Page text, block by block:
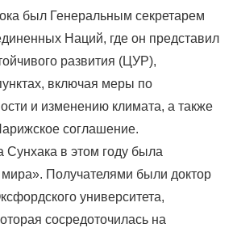
был Генеральным секретарем
Наций, где он представил
развития (ЦУР),
включая меры по
и изменению климата, а также
соглашение.
в этом году была
Получателями были доктор
университета,
сосредоточилась на